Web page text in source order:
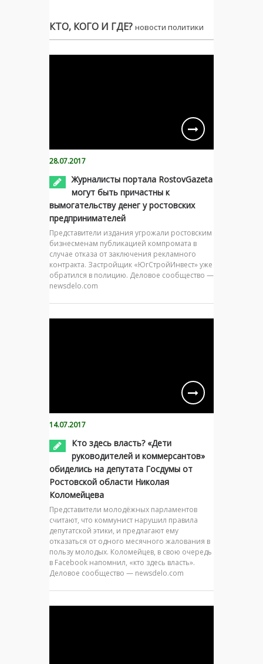
КТО, КОГО И ГДЕ? новости политики
28.07.2017
Журналисты портала RostovGazeta
могут быть причастны к
вымогательству денег у ростовских
предпринимателей
Представители издания угрожали ростовским
бизнесменам публикацией компромата в
случае отказа от заключения рекламного
контракта. Застройщик «ЮгСтройИнвест» уже
обратился в полицию. Деловое сообщество —
newsdelo.com
14.07.2017
Кто здесь власть? «Дети
руководителей и коммерсантов»
обиделись на депутата Госдумы от
Ростовской области Николая
Коломейцева
Представители молодёжных парламентов
считают, что коммунист нарушил правила
депутатской этики, и предлагают ему
отказаться от одного месячного жалования в
пользу молодых. Коломейцев, в свою очередь
в Facebook напомнил, «кто здесь власть».
Деловое сообщество — newsdelo.com